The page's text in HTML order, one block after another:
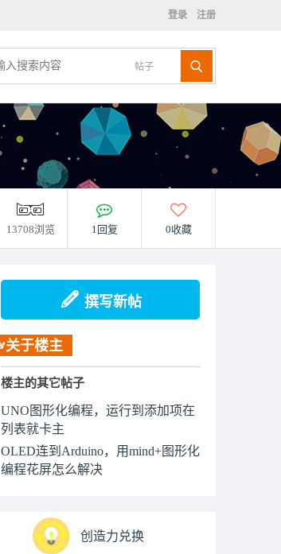
登录 注册
帖子
13708浏览 1回复 0收藏
撰写新帖
关于楼主
楼主的其它帖子
UNO图形化编程，运行到添加项在
列表就卡主
OLED连到Arduino，用mind+图形化
编程花屏怎么解决
创造力兑换